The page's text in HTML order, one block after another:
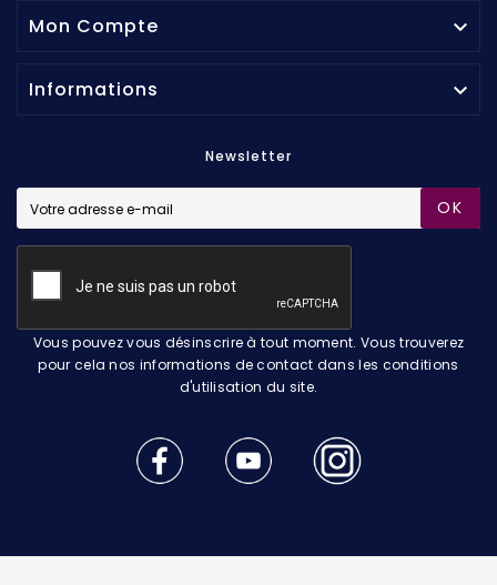
Mon Compte 
Informations 
Newsletter
OK
Vous pouvez vous désinscrire à tout moment. Vous trouverez
pour cela nos informations de contact dans les conditions
d'utilisation du site.